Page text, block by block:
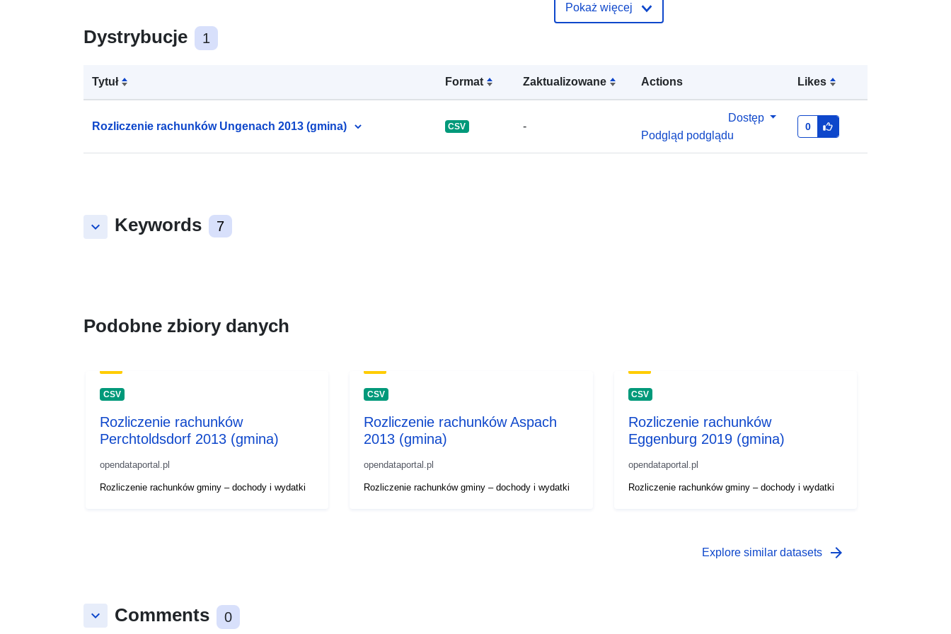
Dystrybucje 1
Tytuł Format Zaktualizowane Actions Likes
Rozliczenie rachunków Ungenach 2013 (gmina) CSV -
Dostęp
Podgląd podglądu
0
keyboard_arrow_down Keywords 7
Pokaż więcej
Podobne zbiory danych
CSV
Rozliczenie rachunków
Perchtoldsdorf 2013 (gmina)
opendataportal.pl
Rozliczenie rachunków gminy – dochody i wydatki
CSV
Rozliczenie rachunków Aspach
2013 (gmina)
opendataportal.pl
Rozliczenie rachunków gminy – dochody i wydatki
CSV
Rozliczenie rachunków
Eggenburg 2019 (gmina)
opendataportal.pl
Rozliczenie rachunków gminy – dochody i wydatki
Explore similar datasets arrow_forward
keyboard_arrow_down Comments 0